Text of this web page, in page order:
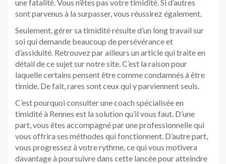
une fatalité. Vous n’êtes pas votre timidité. Si d’autres
sont parvenus à la surpasser, vous réussirez également.
Seulement, gérer sa timidité résulte d’un long travail sur
soi qui demande beaucoup de persévérance et
d’assiduité. Retrouvez par ailleurs un article qui traite en
détail de ce sujet sur notre site. C’est la raison pour
laquelle certains pensent être comme condamnés à être
timide. De fait, rares sont ceux qui y parviennent seuls.
C’est pourquoi consulter une coach spécialisée en
timidité à Rennes est la solution qu’il vous faut. D’une
part, vous êtes accompagné par une professionnelle qui
vous offrira ses méthodes qui fonctionnent. D’autre part,
vous progressez à votre rythme, ce qui vous motivera
davantage à poursuivre dans cette lancée pour atteindre